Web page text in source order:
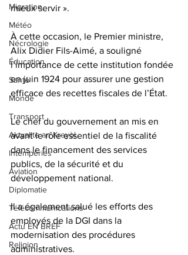
Migration
Météo
Nécrologie
Éducation
Santé
Monde
Transport
Aktyalite an Kreyòl
Intempéries
Aviation
Diplomatie
Télécommunications
Actu EN BREF
Religion
mieux servir ».
À cette occasion, le Premier ministre,
Alix Didier Fils-Aimé, a souligné
l’importance de cette institution fondée
en juin 1924 pour assurer une gestion
efficace des recettes fiscales de l’État.
Le chef du gouvernement an mis en
avant le rôle essentiel de la fiscalité
dans le financement des services
publics, de la sécurité et du
développement national.
Il a également salué les efforts des
employés de la DGI dans la
modernisation des procédures
administratives.